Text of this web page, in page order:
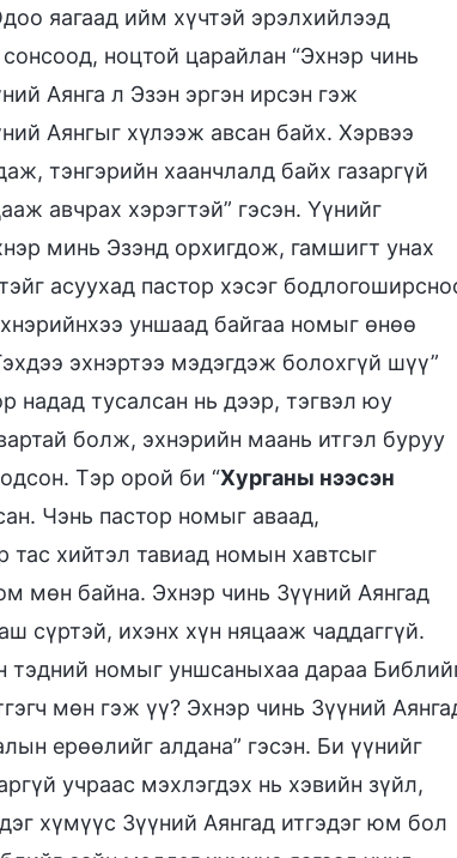
яагаад ийм хүчтэй эрэлхийлээд
ноцтой царайлан “Эхнэр чинь
Аянга л Эзэн эргэн ирсэн гэж
Аянгыг хүлээж авсан байх. Хэрвээ
тэнгэрийн хаанчлалд байх газаргүй
авчрах хэрэгтэй” гэсэн. Үүнийг
минь Эзэнд орхигдож, гамшигт унах
асуухад пастор хэсэг
уншаад байгаа номыг өнөө
эхнэртээ мэдэгдэж болохгүй шүү”
надад тусалсан нь дээр, тэгвэл юу
болж, эхнэрийн маань итгэл буруу
Тэр орой би “Хурганы нээсэн
Чэнь пастор номыг аваад,
тас хийтэл тавиад номын хавтсыг
мөн байна. Эхнэр чинь Зүүний Аянгад
сүртэй, ихэнх хүн няцааж чаддаггүй.
тэдний номыг уншсаныхаа дараа
мөн гэж үү? Эхнэр чинь Зүүний
ерөөлийг алдана” гэсэн. Би үүнийг
учраас мэхлэгдэх нь хэвийн зүйл,
хүмүүс Зүүний Аянгад итгэдэг юм бол